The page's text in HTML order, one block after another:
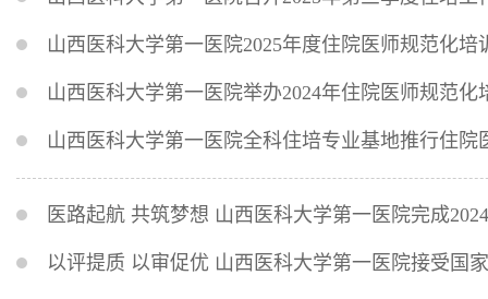
山西医科大学第一医院2025年度住院医师规范化培
山西医科大学第一医院举办2024年住院医师规范
山西医科大学第一医院全科住培专业基地推行住院
医路起航 共筑梦想 山西医科大学第一医院完成
以评提质 以审促优 山西医科大学第一医院接受国